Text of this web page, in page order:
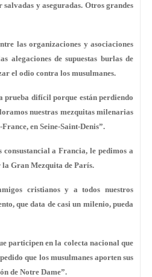
y aseguradas. Otros grandes
las organizaciones y asociaciones
alegaciones de supuestas burlas de
el odio contra los musulmanes.
prueba difícil porque están perdiendo
nuestras mezquitas milenarias
en Seine-Saint-Denis”.
a Francia, le pedimos a
la Gran Mezquita de París.
cristianos y a todos nuestros
que data de casi un milenio, pueda
participen en la colecta nacional que
que los musulmanes aporten sus
de Notre Dame”.